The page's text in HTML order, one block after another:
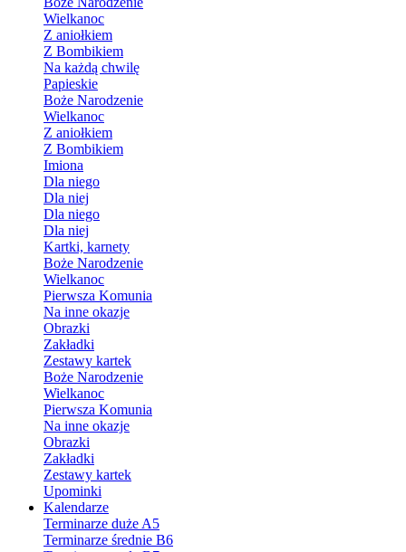
Wielkanoc
Z aniołkiem
Z Bombikiem
Na każdą chwilę
Papieskie
Boże Narodzenie
Wielkanoc
Z aniołkiem
Z Bombikiem
Imiona
Dla niego
Dla niej
Dla niego
Dla niej
Kartki, karnety
Boże Narodzenie
Wielkanoc
Pierwsza Komunia
Na inne okazje
Obrazki
Zakładki
Zestawy kartek
Boże Narodzenie
Wielkanoc
Pierwsza Komunia
Na inne okazje
Obrazki
Zakładki
Zestawy kartek
Upominki
Kalendarze
Terminarze duże A5
Terminarze średnie B6